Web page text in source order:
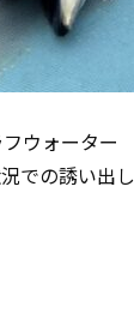
ウォーター
での誘い出し